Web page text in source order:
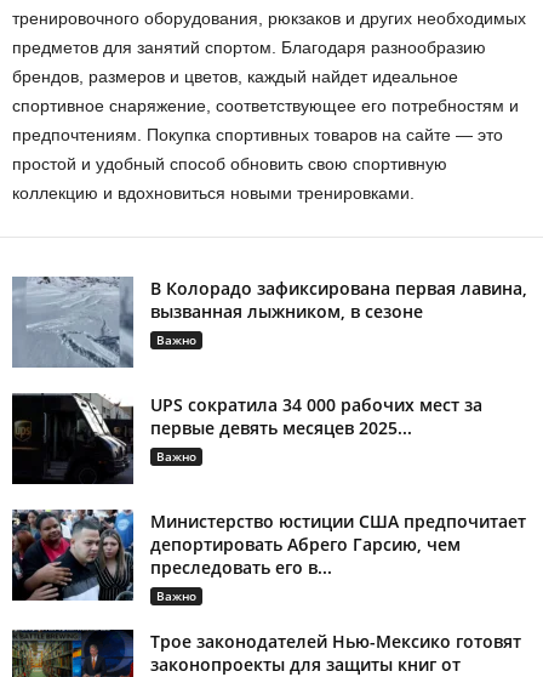
тренировочного оборудования, рюкзаков и других необходимых
предметов для занятий спортом. Благодаря разнообразию
брендов, размеров и цветов, каждый найдет идеальное
спортивное снаряжение, соответствующее его потребностям и
предпочтениям. Покупка спортивных товаров на сайте — это
простой и удобный способ обновить свою спортивную
коллекцию и вдохновиться новыми тренировками.
В Колорадо зафиксирована первая лавина,
вызванная лыжником, в сезоне
Важно
UPS сократила 34 000 рабочих мест за
первые девять месяцев 2025...
Важно
Министерство юстиции США предпочитает
депортировать Абрего Гарсию, чем
преследовать его в...
Важно
Трое законодателей Нью-Мексико готовят
законопроекты для защиты книг от